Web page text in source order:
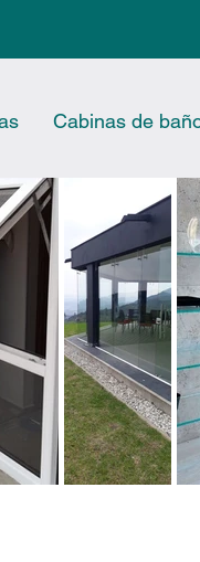
Cabinas de